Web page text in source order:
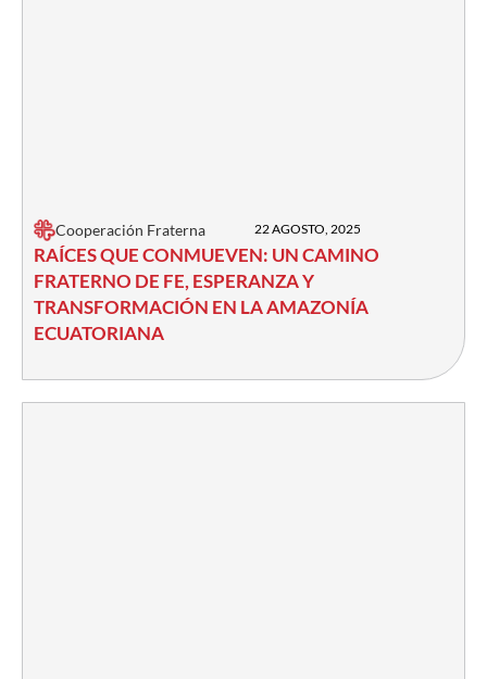
Cooperación Fraterna 22 AGOSTO, 2025
RAÍCES QUE CONMUEVEN: UN CAMINO
FRATERNO DE FE, ESPERANZA Y
TRANSFORMACIÓN EN LA AMAZONÍA
ECUATORIANA